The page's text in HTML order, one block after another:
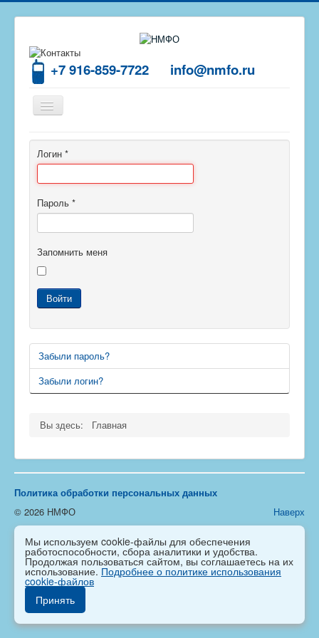
+7 916-859-7722 info@nmfo.ru
Включить/
Главная
О центре
Обучение
Логин *
Пароль *
Запомнить меня
Войти
Забыли пароль?
Забыли логин?
Вы здесь: Главная
Политика обработки персональных данных
Наверх
© 2026 НМФО
Мы используем cookie-файлы для обеспечения
работоспособности, сбора аналитики и удобства.
Продолжая пользоваться сайтом, вы соглашаетесь на их
использование. Подробнее о политике использования
cookie-файлов
Принять